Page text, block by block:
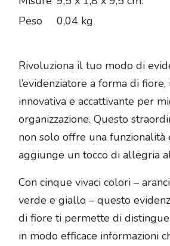
Peso
0,04 kg
Rivoluziona il tuo modo di
l’evidenziatore a forma di fiore,
innovativa e accattivante per
organizzazione. Questo
non solo offre una funzionalità
aggiunge un tocco di allegria
Con cinque vivaci colori –
verde e giallo – questo
di fiore ti permette di
in modo efficace informazioni